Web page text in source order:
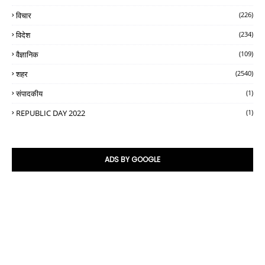
विचार
(226)
विदेश (234)
वैज्ञानिक (109)
शहर (2540)
संपादकीय (1)
REPUBLIC DAY 2022 (1)
ADS BY GOOGLE